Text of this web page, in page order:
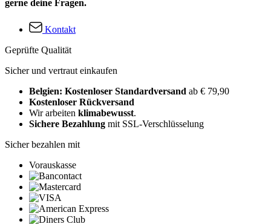
gerne deine Fragen.
Kontakt
Geprüfte Qualität
Sicher und vertraut einkaufen
Belgien: Kostenloser Standardversand ab € 79,90
Kostenloser Rückversand
Wir arbeiten klimabewusst.
Sichere Bezahlung mit SSL-Verschlüsselung
Sicher bezahlen mit
Vorauskasse